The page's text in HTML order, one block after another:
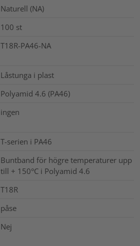
Naturell (NA)
100 st
T18R-PA46-NA
Låstunga i plast
Polyamid 4.6 (PA46)
ingen
T-serien i PA46
Buntband för högre temperaturer upp
till + 150°C i Polyamid 4.6
T18R
påse
Nej